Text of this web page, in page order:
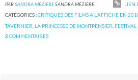
PARSANDRA MÉZIÈRESANDRA MÉZIÈRE LIEN
CATÉGORIES :CRITIQUES DES FILMS A L'AFFICHE EN
TAVERNIER LA PRINCESSE DE MONTPENSIER
2 COMMENTAIRES